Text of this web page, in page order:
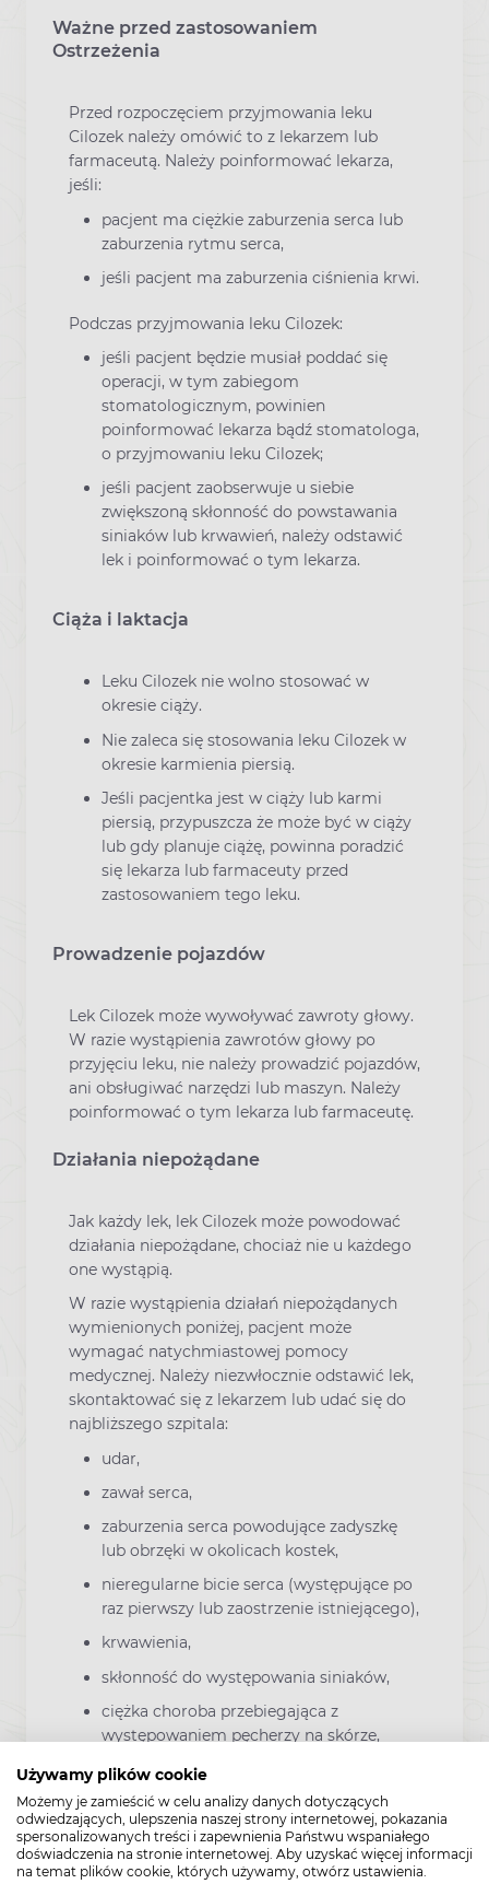
Używamy plików cookie
Możemy je zamieścić w celu analizy danych dotyczących
odwiedzających, ulepszenia naszej strony internetowej, pokazania
spersonalizowanych treści i zapewnienia Państwu wspaniałego
doświadczenia na stronie internetowej. Aby uzyskać więcej informacji
na temat plików cookie, których używamy, otwórz ustawienia.
Ważne przed zastosowaniem
Ostrzeżenia
Przed rozpoczęciem przyjmowania leku
Cilozek należy omówić to z lekarzem lub
farmaceutą. Należy poinformować lekarza,
jeśli:
pacjent ma ciężkie zaburzenia serca lub
zaburzenia rytmu serca,
jeśli pacjent ma zaburzenia ciśnienia krwi.
Podczas przyjmowania leku Cilozek:
jeśli pacjent będzie musiał poddać się
operacji, w tym zabiegom
stomatologicznym, powinien
poinformować lekarza bądź stomatologa,
o przyjmowaniu leku Cilozek;
jeśli pacjent zaobserwuje u siebie
zwiększoną skłonność do powstawania
siniaków lub krwawień, należy odstawić
lek i poinformować o tym lekarza.
Ciąża i laktacja
Leku Cilozek nie wolno stosować w
okresie ciąży.
Nie zaleca się stosowania leku Cilozek w
okresie karmienia piersią.
Jeśli pacjentka jest w ciąży lub karmi
piersią, przypuszcza że może być w ciąży
lub gdy planuje ciążę, powinna poradzić
się lekarza lub farmaceuty przed
zastosowaniem tego leku.
Prowadzenie pojazdów
Lek Cilozek może wywoływać zawroty głowy.
W razie wystąpienia zawrotów głowy po
przyjęciu leku, nie należy prowadzić pojazdów,
ani obsługiwać narzędzi lub maszyn. Należy
poinformować o tym lekarza lub farmaceutę.
Działania niepożądane
Jak każdy lek, lek Cilozek może powodować
działania niepożądane, chociaż nie u każdego
one wystąpią.
W razie wystąpienia działań niepożądanych
wymienionych poniżej, pacjent może
wymagać natychmiastowej pomocy
medycznej. Należy niezwłocznie odstawić lek,
skontaktować się z lekarzem lub udać się do
najbliższego szpitala:
udar,
zawał serca,
zaburzenia serca powodujące zadyszkę
lub obrzęki w okolicach kostek,
nieregularne bicie serca (występujące po
raz pierwszy lub zaostrzenie istniejącego),
krwawienia,
skłonność do występowania siniaków,
ciężka choroba przebiegająca z
występowaniem pęcherzy na skórze,
zażółcenie skóry oraz białkówki oczu
wywołane zaburzeniami wątroby oraz
krwi (żółtaczka).